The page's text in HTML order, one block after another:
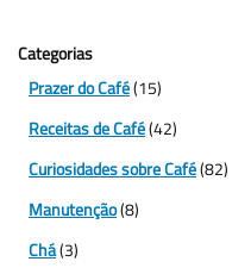
Categorias
Prazer do Café(15)
Receitas de Café(42)
Curiosidades sobre Café(82)
Manutenção(8)
Chá(3)